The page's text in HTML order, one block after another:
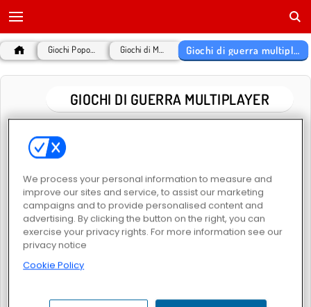
Giochi di guerra multiplayer
GIOCHI DI GUERRA MULTIPLAYER
GIOCHI POPOLARI
Call of War
We process your personal information to measure and
improve our sites and service, to assist our marketing
campaigns and to provide personalised content and
advertising. By clicking the button on the right, you can
exercise your privacy rights. For more information see our
privacy notice
Cookie Policy